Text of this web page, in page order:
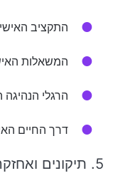
התקציב
המשאלות
הרגלי
דרך החיים
5. תיקונים ואחזקה של רכבי חלל